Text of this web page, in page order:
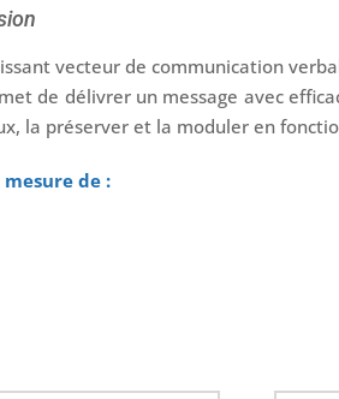
vecteur de communication
de délivrer un message avec
la préserver et la moduler en
de :